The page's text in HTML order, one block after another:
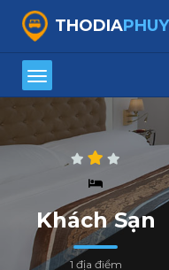
THODIA
Khách Sạn
1 địa điểm